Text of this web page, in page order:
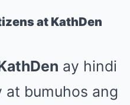
at KathDen
ay hindi
at bumuhos ang